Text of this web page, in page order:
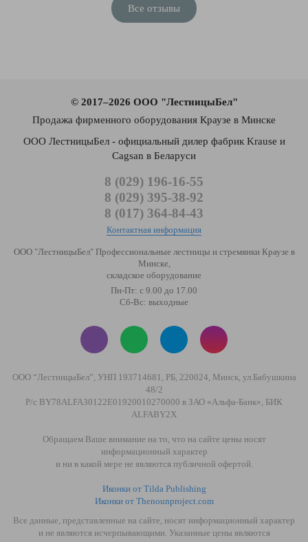
Все отзывы
© 2017–2026 ООО "ЛестницыБел"
Продажа фирменного оборудования Краузе в Минске
ООО ЛестницыБел - официальный дилер фабрик Krause и
Cagsan в Беларуси
8 (029) 196-16-55
8 (029) 395-38-92
8 (017) 364-84-43
Контактная информация
ООО "ЛестницыБел" Профессиональные лестницы и стремянки Краузе в
Минске,
складское оборудование
Пн-Пт: с 9.00 до 17.00
Сб-Вс: выходные
ООО “ЛестницыБел”, УНП 193714681, РБ, 220024, Минск, ул.Бабушкина
48/2
Р/с BY78ALFA30122E01920010270000 в ЗАО «Альфа-Банк», БИК
ALFABY2X
Обращаем Ваше внимание на то, что на сайте цены носят
информационный характер
и ни в какой мере не являются публичной офертой.
Иконки от Tilda Publishing
Иконки от Thenounproject.com
Все данные, представленные на сайте, носят информационный характер
и не являются исчерпывающими. Указанные цены являются